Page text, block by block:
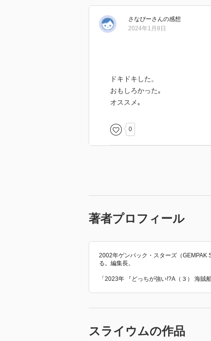
さなぴーさんの感想
2024年1月8日
ドキドキした。
おもしろかった｡
オススメ｡
0
著者プロフィール
2002年ゲンパック・スターズ（GEMPAK
る。編集長。
「2023年 『どっちが強い!?A（３） 海賊
スライウムの作品